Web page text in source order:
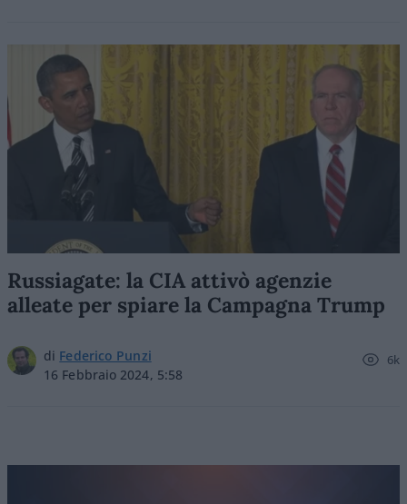
Russiagate: la CIA attivò agenzie
alleate per spiare la Campagna Trump
di Federico Punzi
16 Febbraio 2024, 5:58
6k